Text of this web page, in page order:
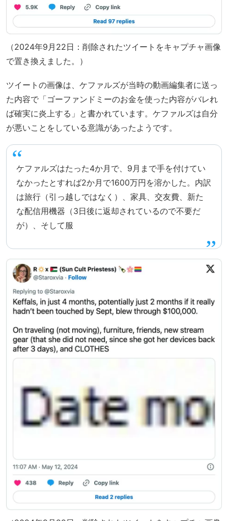
（2024年9月22日：削除されたツイートをキャプチャ画像
で置き換えました。）
ツイートの画像は、ケファルズが当時の動画編集者に送っ
た内容で「ゴーファンドミーのお金を使った内容がバレれ
ば確実に炎上する」と書かれています。ケファルズは自分
が悪いことをしている意識があったようです。
ケファルズはたった4か月で、9月まで手を付けてい
なかったとすれば2か月で1600万円を溶かした。内訳
は旅行（引っ越しではなく）、家具、交友費、新た
な配信用機器（3日後に返却されているので不要だ
が）、そして服